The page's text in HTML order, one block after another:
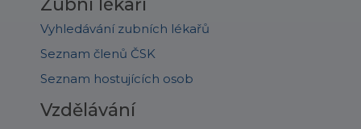
Vyhledávání zubních lékařů
Seznam členů ČSK
Seznam hostujících osob
Vzdělávání